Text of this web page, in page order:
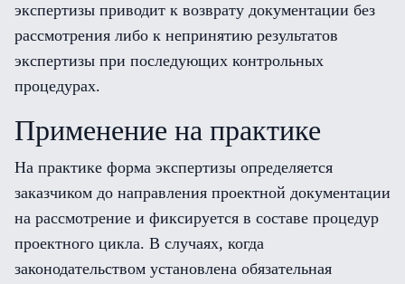
экспертизы приводит к возврату документации без
рассмотрения либо к непринятию результатов
экспертизы при последующих контрольных
процедурах.
Применение на практике
На практике форма экспертизы определяется
заказчиком до направления проектной документации
на рассмотрение и фиксируется в составе процедур
проектного цикла. В случаях, когда
законодательством установлена обязательная